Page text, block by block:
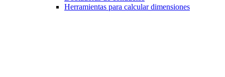
Herramientas para calcular dimensiones